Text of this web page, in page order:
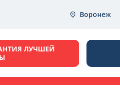
Воронеж
ЛУЧШЕЙ